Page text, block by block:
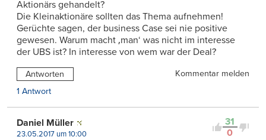
Aktionärs gehandelt?
Die Kleinaktionäre sollten das Thema aufnehmen!
Gerüchte sagen, der business Case sei nie positive
gewesen. Warum macht ‚man‘ was nicht im interesse
der UBS ist? In interesse von wem war der Deal?
Antworten
Kommentar melden
1 Antwort
31
0
Daniel Müller
23.05.2017 um 10:00